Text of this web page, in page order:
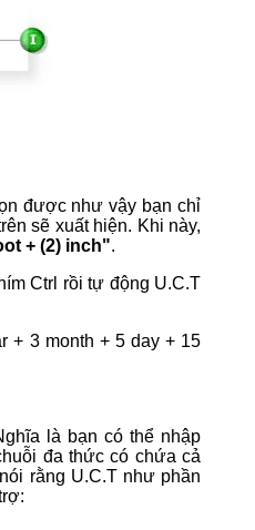
được như vậy bạn chỉ
sẽ xuất hiện. Khi này,
+ (2) inch".
Ctrl rồi tự động U.C.T
+ 3 month + 5 day + 15
là bạn có thể nhập
đa thức có chứa cả
rằng U.C.T như phần